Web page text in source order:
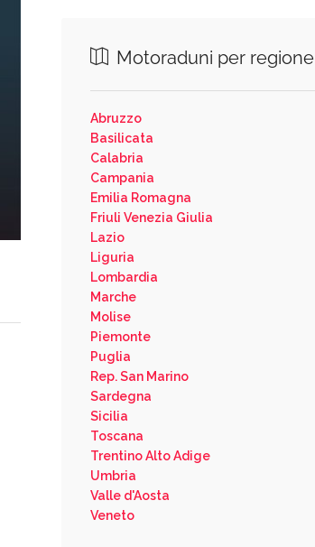
Motoraduni per regione
Abruzzo
Basilicata
Calabria
Campania
Emilia Romagna
Friuli Venezia Giulia
Lazio
Liguria
Lombardia
Marche
Molise
Piemonte
Puglia
Rep. San Marino
Sardegna
Sicilia
Toscana
Trentino Alto Adige
Umbria
Valle d'Aosta
Veneto